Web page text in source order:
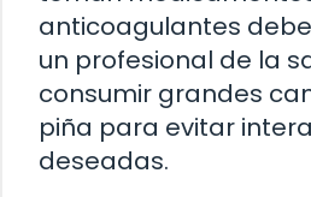
anticoagulantes
un profesional de la
consumir grandes
piña para evitar
deseadas.